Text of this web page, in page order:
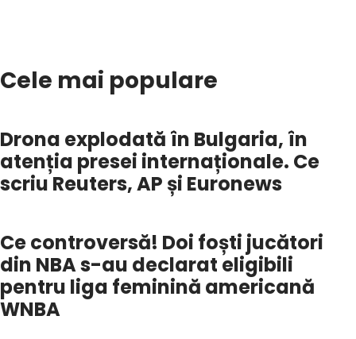
Cele mai populare
Drona explodată în Bulgaria, în
atenția presei internaționale. Ce
scriu Reuters, AP și Euronews
Ce controversă! Doi foști jucători
din NBA s-au declarat eligibili
pentru liga feminină americană
WNBA